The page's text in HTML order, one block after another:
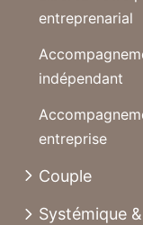
entreprenarial
indépendant
entreprise
Couple
Systémique